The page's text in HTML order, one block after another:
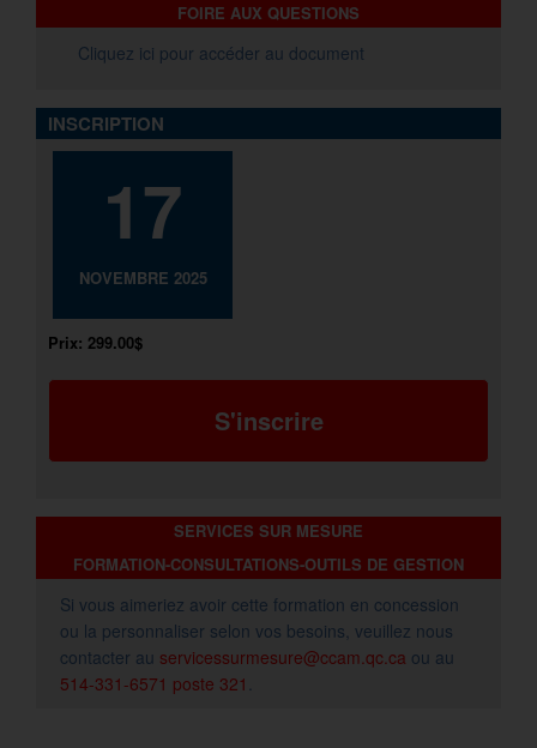
FOIRE AUX QUESTIONS
Cliquez ici pour accéder au document
INSCRIPTION
17
NOVEMBRE 2025
Prix: 299.00$
S'inscrire
SERVICES SUR MESURE
FORMATION-CONSULTATIONS-OUTILS DE GESTION
Si vous aimeriez avoir cette formation en concession
ou la personnaliser selon vos besoins, veuillez nous
contacter au servicessurmesure@ccam.qc.ca ou au
514-331-6571 poste 321 .